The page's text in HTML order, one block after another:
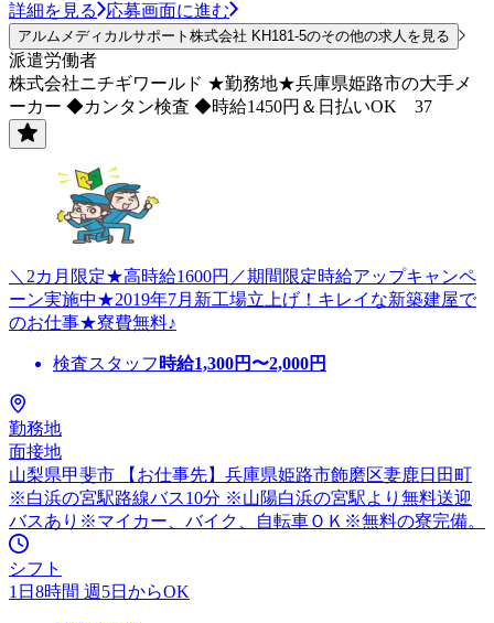
詳細を見る 応募画面に進む
アルムメディカルサポート株式会社 KH181-5のその他の求人を見る
派遣労働者
株式会社ニチギワールド ★勤務地★兵庫県姫路市の大手メ
ーカー ◆カンタン検査 ◆時給1450円＆日払いOK 37
＼2カ月限定★高時給1600円／期間限定時給アップキャンペ
ーン実施中★2019年7月新工場立上げ！キレイな新築建屋で
のお仕事★寮費無料♪
検査スタッフ 時給1,300円〜2,000円
勤務地
面接地
山梨県甲斐市 【お仕事先】兵庫県姫路市飾磨区妻鹿日田町
※白浜の宮駅路線バス10分 ※山陽白浜の宮駅より無料送迎
バスあり※マイカー、バイク、自転車ＯＫ※無料の寮完備。
シフト
1日8時間 週5日からOK